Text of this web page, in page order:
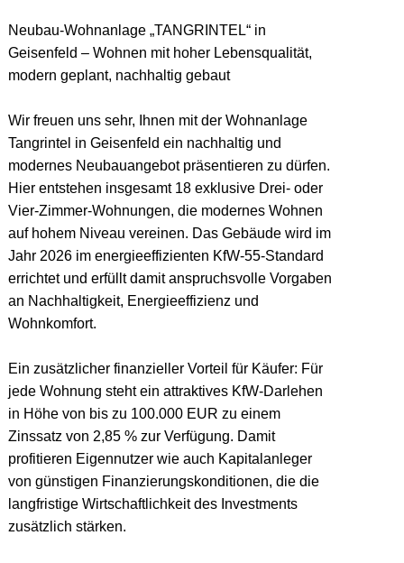
Neubau-Wohnanlage „TANGRINTEL“ in
Geisenfeld – Wohnen mit hoher Lebensqualität,
modern geplant, nachhaltig gebaut
Wir freuen uns sehr, Ihnen mit der Wohnanlage
Tangrintel in Geisenfeld ein nachhaltig und
modernes Neubauangebot präsentieren zu dürfen.
Hier entstehen insgesamt 18 exklusive Drei- oder
Vier-Zimmer-Wohnungen, die modernes Wohnen
auf hohem Niveau vereinen. Das Gebäude wird im
Jahr 2026 im energieeffizienten KfW-55-Standard
errichtet und erfüllt damit anspruchsvolle Vorgaben
an Nachhaltigkeit, Energieeffizienz und
Wohnkomfort.
Ein zusätzlicher finanzieller Vorteil für Käufer: Für
jede Wohnung steht ein attraktives KfW-Darlehen
in Höhe von bis zu 100.000 EUR zu einem
Zinssatz von 2,85 % zur Verfügung. Damit
profitieren Eigennutzer wie auch Kapitalanleger
von günstigen Finanzierungskonditionen, die die
langfristige Wirtschaftlichkeit des Investments
zusätzlich stärken.